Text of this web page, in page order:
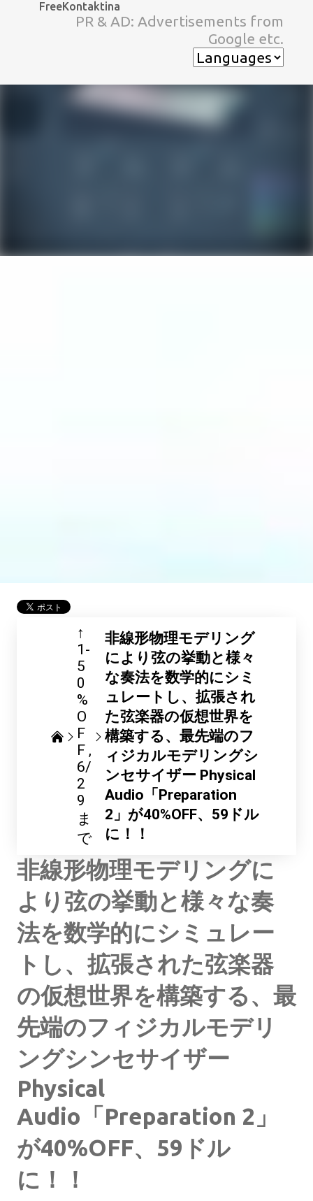
スキップしてメイン コンテンツに移動
FreeKontaktina
PR & AD: Advertisements from
Google etc.
↑
1-
5
0
%
O
F
F
6/
2
9
ま
で
非線形物理モデリング
により弦の挙動と様々
な奏法を数学的にシミ
ュレートし、拡張され
た弦楽器の仮想世界を
構築する、最先端のフ
ィジカルモデリングシ
ンセサイザー Physical
Audio「Preparation
2」が40%OFF、59ドル
に！！
非線形物理モデリングに
より弦の挙動と様々な奏
法を数学的にシミュレー
トし、拡張された弦楽器
の仮想世界を構築する、最
先端のフィジカルモデリ
ングシンセサイザー
Physical
Audio「Preparation 2」
が40%OFF、59ドル
に！！